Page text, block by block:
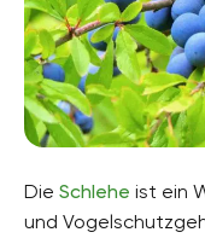
Die Schlehe ist ein
und